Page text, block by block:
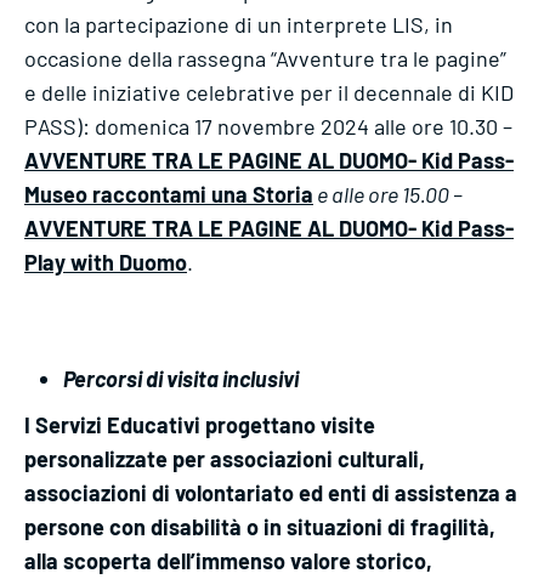
con la partecipazione di un interprete LIS, in
occasione della rassegna “Avventure tra le pagine”
e delle iniziative celebrative per il decennale di KID
PASS): domenica 17 novembre 2024 alle ore 10.30 –
AVVENTURE TRA LE PAGINE AL DUOMO- Kid Pass-
Museo raccontami una Storia e alle ore 15.00 –
AVVENTURE TRA LE PAGINE AL DUOMO- Kid Pass-
Play with Duomo.
Percorsi di visita inclusivi
I Servizi Educativi progettano visite
personalizzate per associazioni culturali,
associazioni di volontariato ed enti di assistenza a
persone con disabilità o in situazioni di fragilità,
alla scoperta dell’immenso valore storico,